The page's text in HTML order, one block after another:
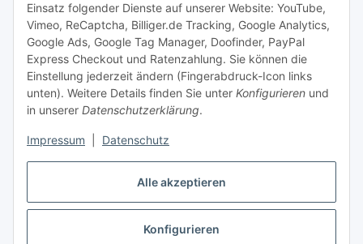
Alle akzeptieren
Konfigurieren
Einsatz folgender Dienste auf unserer Website: YouTube,
Vimeo, ReCaptcha, Billiger.de Tracking, Google Analytics,
Google Ads, Google Tag Manager, Doofinder, PayPal
Express Checkout und Ratenzahlung. Sie können die
Einstellung jederzeit ändern (Fingerabdruck-Icon links
unten). Weitere Details finden Sie unter Konfigurieren und
in unserer Datenschutzerklärung.
Impressum Datenschutz
Versandinformationen
Sonstiges